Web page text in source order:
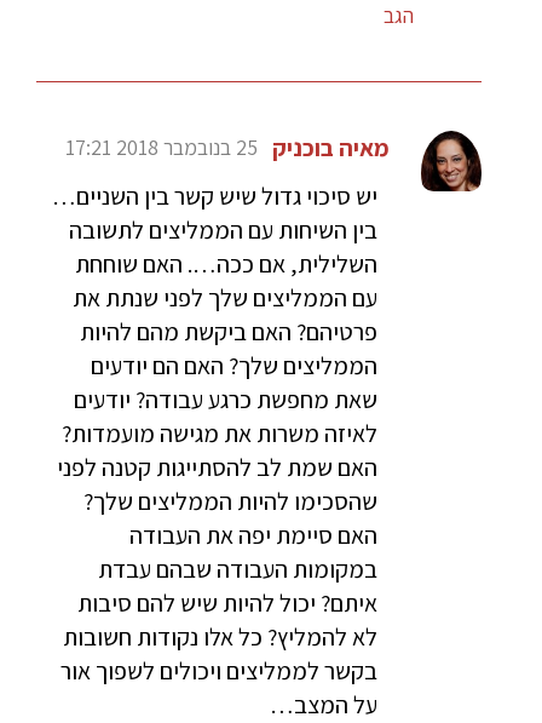
הגב
מאיה בוכניק 25 בנובמבר 2018 17:21
יש סיכוי גדול שיש קשר בין השניים…
בין השיחות עם הממליצים לתשובה
השלילית, אם ככה…. האם שוחחת
עם הממליצים שלך לפני שנתת את
פרטיהם? האם ביקשת מהם להיות
הממליצים שלך? האם הם יודעים
שאת מחפשת כרגע עבודה? יודעים
לאיזה משרות את מגישה מועמדות?
האם שמת לב להסתייגות קטנה לפני
שהסכימו להיות הממליצים שלך?
האם סיימת יפה את העבודה
במקומות העבודה שבהם עבדת
איתם? יכול להיות שיש להם סיבות
לא להמליץ? כל אלו נקודות חשובות
בקשר לממליצים ויכולים לשפוך אור
על המצב…